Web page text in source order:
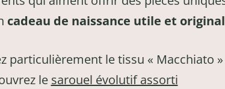
cadeau de naissance utile et original
particulièrement le tissu « Macchiato »
le sarouel évolutif assorti